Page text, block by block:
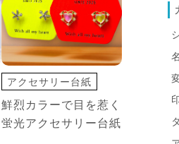
アクセサリー台紙
切込オプション
変形カード
鮮烈カラーで目を惹く
蛍光アクセサリー台紙